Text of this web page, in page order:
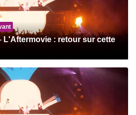
L'Aftermovie : retour sur cette